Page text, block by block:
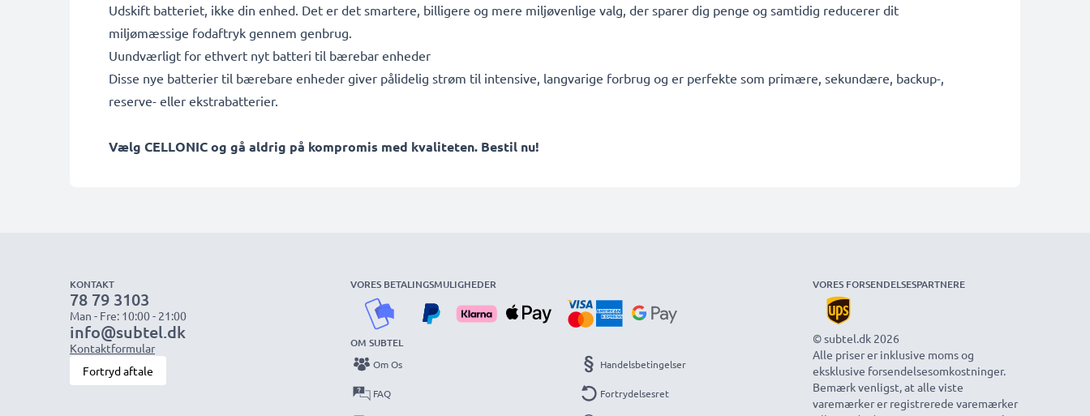
Udskift batteriet, ikke din enhed. Det er det smartere, billigere og mere miljøvenlige valg, der sparer dig penge og samtidig reducerer dit
miljømæssige fodaftryk gennem genbrug.
Uundværligt for ethvert nyt batteri til bærebar enheder
Disse nye batterier til bærebare enheder giver pålidelig strøm til intensive, langvarige forbrug og er perfekte som primære, sekundære, backup-,
reserve- eller ekstrabatterier.
Vælg CELLONIC og gå aldrig på kompromis med kvaliteten. Bestil nu!
KONTAKT
78 79 3103
Man - Fre: 10:00 - 21:00
info@subtel.dk
Kontaktformular
Fortryd aftale
VORES BETALINGSMULIGHEDER
OM SUBTEL
Om Os
FAQ
Handelsbetingelser
Fortrydelsesret
VORES FORSENDELSESPARTNERE
© subtel.dk 2026
Alle priser er inklusive moms og
eksklusive forsendelsesomkostninger.
Bemærk venligst, at alle viste
varemærker er registrerede varemærker